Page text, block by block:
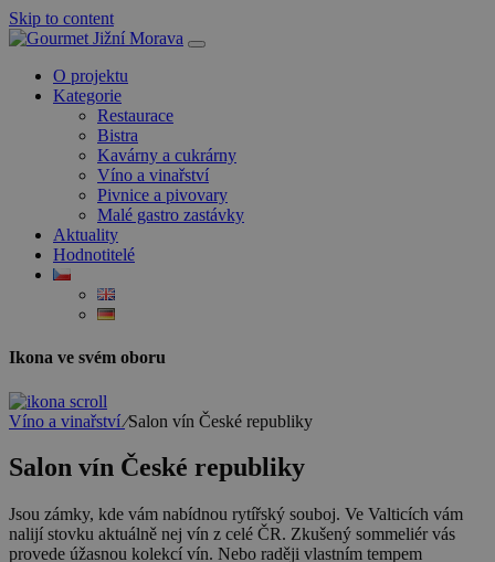
Skip to content
O projektu
Kategorie
Restaurace
Bistra
Kavárny a cukrárny
Víno a vinařství
Pivnice a pivovary
Malé gastro zastávky
Aktuality
Hodnotitelé
Ikona ve svém oboru
Víno a vinařství⁄Salon vín České republiky
Salon vín České republiky
Jsou zámky, kde vám nabídnou rytířský souboj. Ve Valticích vám
nalijí stovku aktuálně nej vín z celé ČR. Zkušený sommeliér vás
provede úžasnou kolekcí vín. Nebo raději vlastním tempem